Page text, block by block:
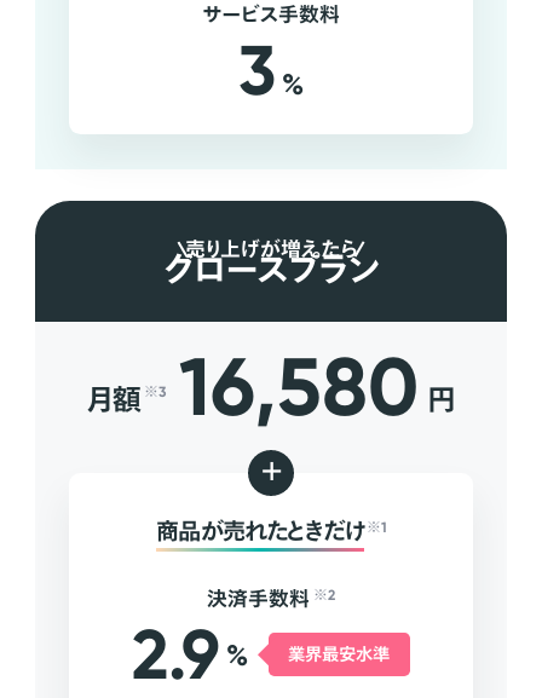
サービス手数料
3 %
売り上げが増えたら
グロースプラン
月額 ※3 16,580 円
+
商品が売れたときだけ ※1
決済手数料 ※2
2.9 % 業界最安水準